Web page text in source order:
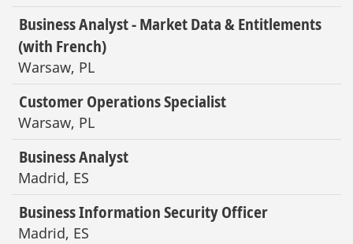
Business Analyst - Market Data & Entitlements
(with French)
Warsaw, PL
Customer Operations Specialist
Warsaw, PL
Business Analyst
Madrid, ES
Business Information Security Officer
Madrid, ES